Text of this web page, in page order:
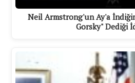
Neil Armstrong'un Ay'a
Gorsky" Dediği